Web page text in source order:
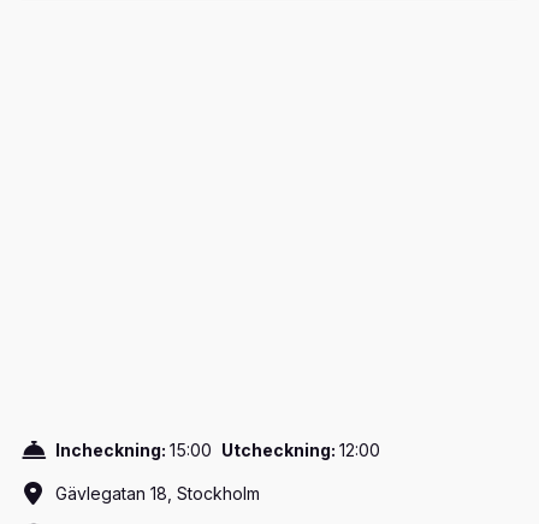
Incheckning: 15:00 Utcheckning: 12:00
Gävlegatan 18, Stockholm